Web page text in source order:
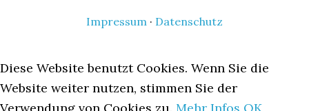
Impressum · Datenschutz
Diese Website benutzt Cookies. Wenn Sie die
Website weiter nutzen, stimmen Sie der